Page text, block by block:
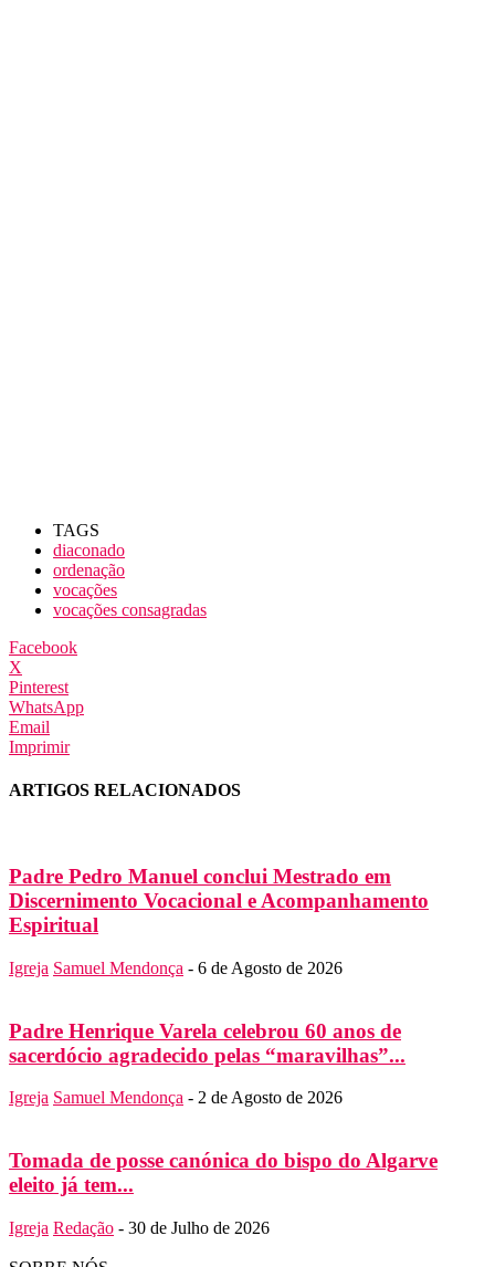
TAGS
diaconado
ordenação
vocações
vocações consagradas
Facebook
X
Pinterest
WhatsApp
Email
Imprimir
ARTIGOS RELACIONADOS
Padre Pedro Manuel conclui Mestrado em
Discernimento Vocacional e Acompanhamento
Espiritual
Igreja Samuel Mendonça - 6 de Agosto de 2026
Padre Henrique Varela celebrou 60 anos de
sacerdócio agradecido pelas “maravilhas”...
Igreja Samuel Mendonça - 2 de Agosto de 2026
Tomada de posse canónica do bispo do Algarve
eleito já tem...
Igreja Redação - 30 de Julho de 2026